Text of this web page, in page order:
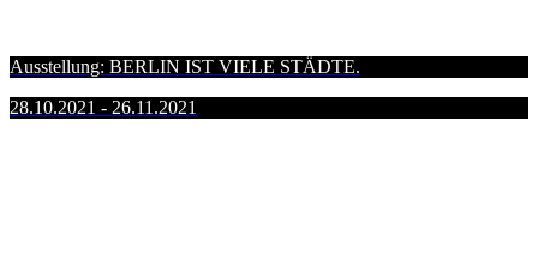
Ausstellung: BERLIN IST VIELE STÄDTE.
28.10.2021 - 26.11.2021